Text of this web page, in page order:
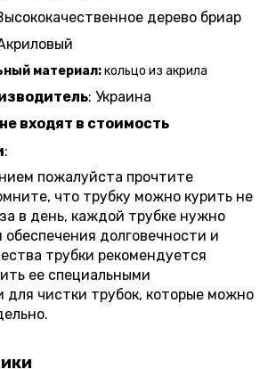
дерево бриар
материал:кольцо из акрила
: Украина
входят в стоимость
:
пожалуйста прочтите
что трубку можно курить не
в день, каждой трубке нужно
долговечности и
трубки рекомендуется
ее специальными
для чистки трубок, которые можно